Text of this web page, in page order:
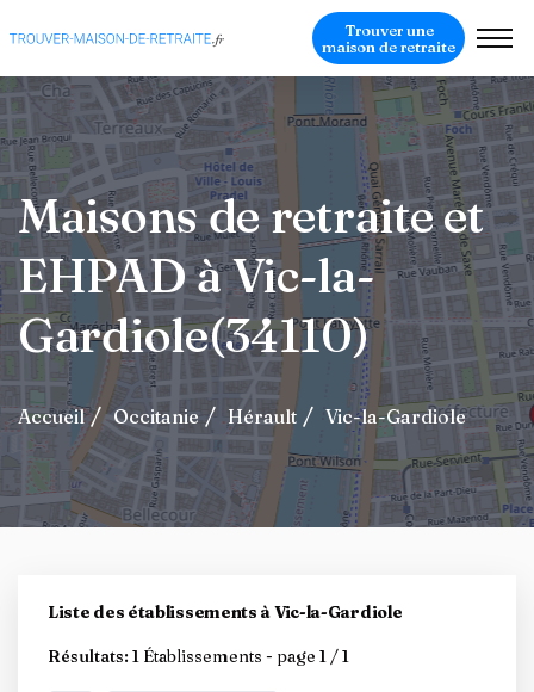
Trouver une
maison de retraite
Maisons de retraite et
EHPAD à Vic-la-
Gardiole(34110)
Accueil Occitanie Hérault Vic-la-Gardiole
Liste des établissements à Vic-la-Gardiole
Résultats: 1 Établissements - page 1 / 1